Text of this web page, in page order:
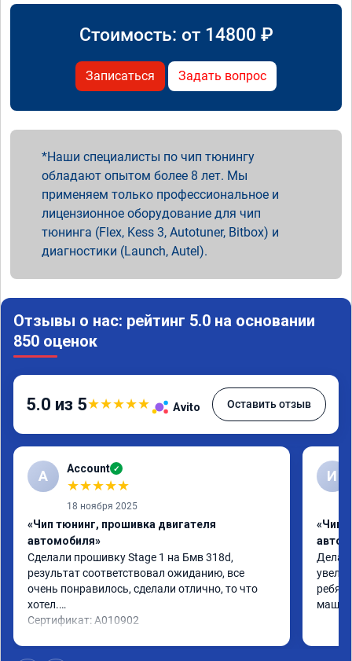
Стоимость: от 14800 ₽
Записаться Задать вопрос
Наши специалисты по чип тюнингу
обладают опытом более 8 лет. Мы
применяем только профессиональное и
лицензионное оборудование для чип
тюнинга (Flex, Kess 3, Autotuner, Bitbox) и
диагностики (Launch, Autel).
Отзывы о нас: рейтинг 5.0 на основании
850 оценок
5.0 из 5★★★★★ Avito Оставить отзыв
A Account ✓
★★★★★
18 ноября 2025
«Чип тюнинг, прошивка двигателя
автомобиля»
Сделали прошивку Stage 1 на Бмв 318d,
результат соответствовал ожиданию, все
очень понравилось, сделали отлично, то что
хотел.
Сертификат: A010902
И
«Чип